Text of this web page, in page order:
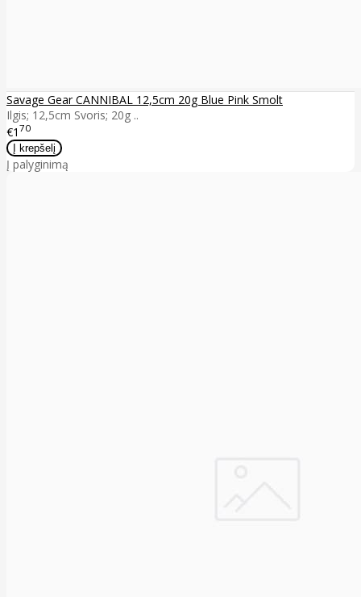
Savage Gear CANNIBAL 12,5cm 20g Blue Pink Smolt
Ilgis; 12,5cm Svoris; 20g ..
€1 70
Į palyginimą